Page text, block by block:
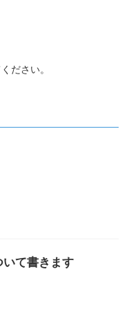
ださい。
て書きます